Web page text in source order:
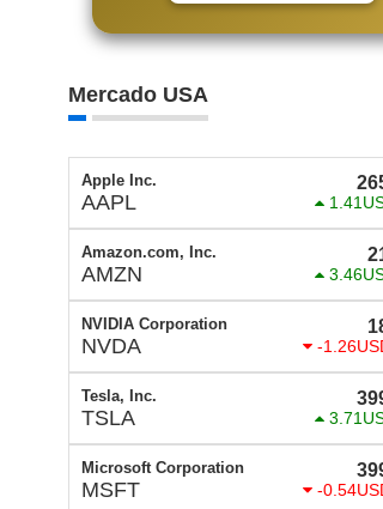
Mercado USA
Apple Inc.
AAPL
Amazon.com, Inc.
AMZN
NVIDIA Corporation
NVDA -
Tesla, Inc.
TSLA
Microsoft Corporation
MSFT -